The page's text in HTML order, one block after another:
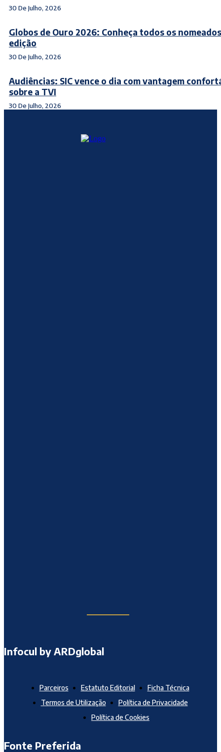
30 De Julho, 2026
Globos de Ouro 2026: Conheça todos os
edição
30 De Julho, 2026
Audiências: SIC vence o dia com vantagem
sobre a TVI
30 De Julho, 2026
Infocul by ARDglobal
Parceiros Estatuto Editorial
Ficha Técnica
Termos de Utilização
Política de Privacidade
Política de Cookies
Fonte Preferida